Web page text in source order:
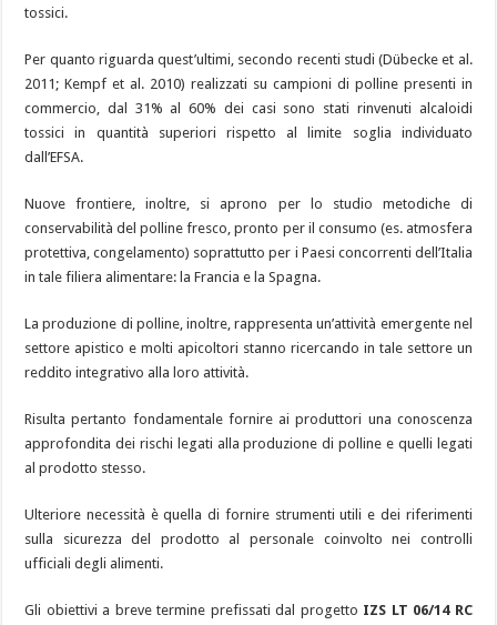
tossici.
Per quanto riguarda quest’ultimi, secondo recenti studi (Dübecke et al.
2011; Kempf et al. 2010) realizzati su campioni di polline presenti in
commercio, dal 31% al 60% dei casi sono stati rinvenuti alcaloidi
tossici in quantità superiori rispetto al limite soglia individuato
dall’EFSA.
Nuove frontiere, inoltre, si aprono per lo studio metodiche di
conservabilità del polline fresco, pronto per il consumo (es. atmosfera
protettiva, congelamento) soprattutto per i Paesi concorrenti dell’Italia
in tale filiera alimentare: la Francia e la Spagna.
La produzione di polline, inoltre, rappresenta un’attività emergente nel
settore apistico e molti apicoltori stanno ricercando in tale settore un
reddito integrativo alla loro attività.
Risulta pertanto fondamentale fornire ai produttori una conoscenza
approfondita dei rischi legati alla produzione di polline e quelli legati
al prodotto stesso.
Ulteriore necessità è quella di fornire strumenti utili e dei riferimenti
sulla sicurezza del prodotto al personale coinvolto nei controlli
ufficiali degli alimenti.
Gli obiettivi a breve termine prefissati dal progetto IZS LT 06/14 RC